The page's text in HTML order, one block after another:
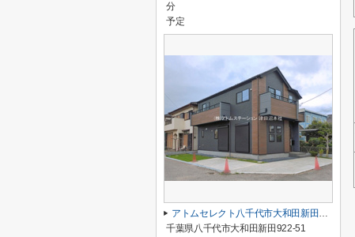
分
予定
アトムセレクト八千代市大和田新田２期１号棟
千葉県八千代市大和田新田922-51